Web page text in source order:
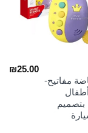
مفاتيح-
بتصميم
₪25.00